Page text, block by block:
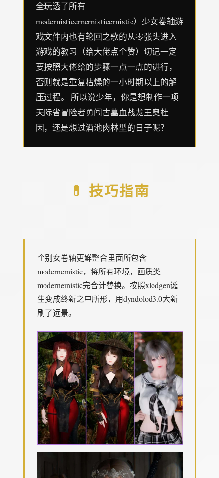
全玩透了所有
modernisticernernisticernistic）少女卷轴游
戏文件内也有轮回之歌的从零张头进入
游戏的教习（给大佬点个赞）切记一定
要按照大佬给的步骤一点一点的进行，
否则就是重复枯燥的一小时期以上的解
压过程。 所以说少年，你是想制作一项
天际省冒险者勇闯古墓血战龙王奥杜
因，还是想过酒池肉林型的日子呢？
💊 技巧指南
个别女卷轴更鲜整合里面所包含
modernernistic，将所有环境，画质类
modernernistic完合计替换。按照xlodgen诞
生变成终新之中所形，用dyndolod3.0大新
刷了远景。